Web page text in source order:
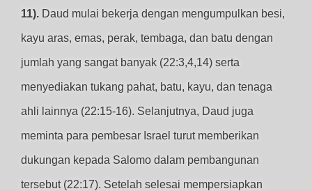
11). Daud mulai bekerja dengan mengumpulkan besi,
kayu aras, emas, perak, tembaga, dan batu dengan
jumlah yang sangat banyak (22:3,4,14) serta
menyediakan tukang pahat, batu, kayu, dan tenaga
ahli lainnya (22:15-16). Selanjutnya, Daud juga
meminta para pembesar Israel turut memberikan
dukungan kepada Salomo dalam pembangunan
tersebut (22:17). Setelah selesai mempersiapkan